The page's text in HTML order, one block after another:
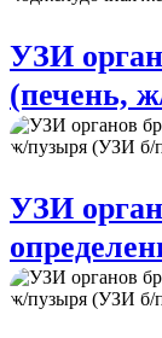
УЗИ
(печень,
железа,
УЗИ
(УЗИ б/п